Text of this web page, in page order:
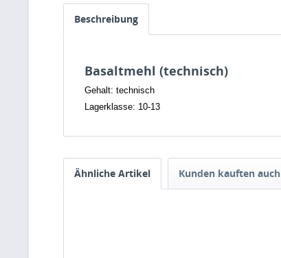
Beschreibung
Basaltmehl (technisch)
Gehalt: technisch
Lagerklasse: 10-13
Ähnliche Artikel Kunden kauften auch